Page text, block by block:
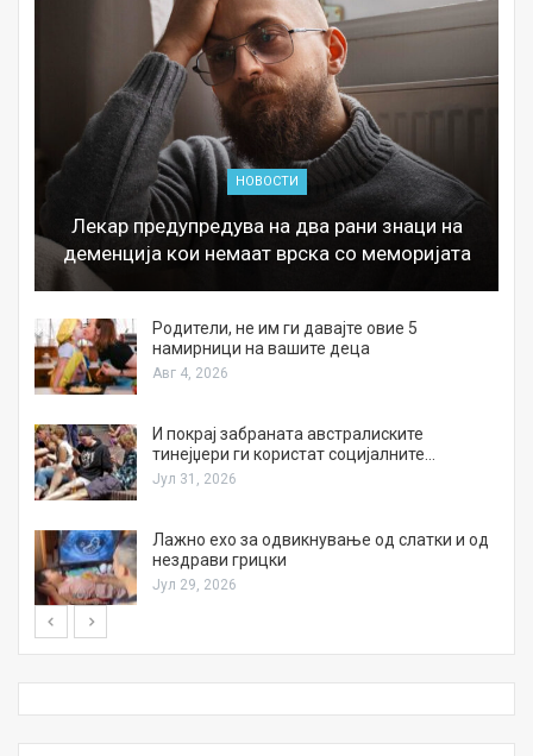
НОВОСТИ
Лекар предупредува на два рани знаци на
деменција кои немаат врска со меморијата
Родители, не им ги давајте овие 5
намирници на вашите деца
Авг 4, 2026
И покрај забраната австралиските
тинејџери ги користат социјалните…
Јул 31, 2026
Лажно ехо за одвикнување од слатки и од
нездрави грицки
Јул 29, 2026